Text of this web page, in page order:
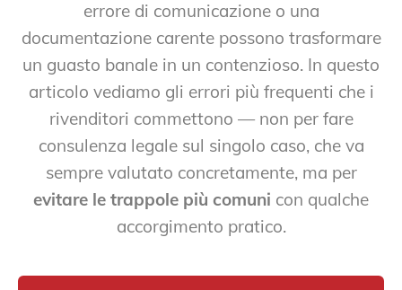
errore di comunicazione o una
documentazione carente possono trasformare
un guasto banale in un contenzioso. In questo
articolo vediamo gli errori più frequenti che i
rivenditori commettono — non per fare
consulenza legale sul singolo caso, che va
sempre valutato concretamente, ma per
evitare le trappole più comuni con qualche
accorgimento pratico.